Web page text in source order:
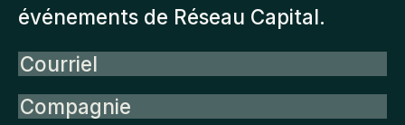
événements de Réseau Capital.
Courriel
Compagnie